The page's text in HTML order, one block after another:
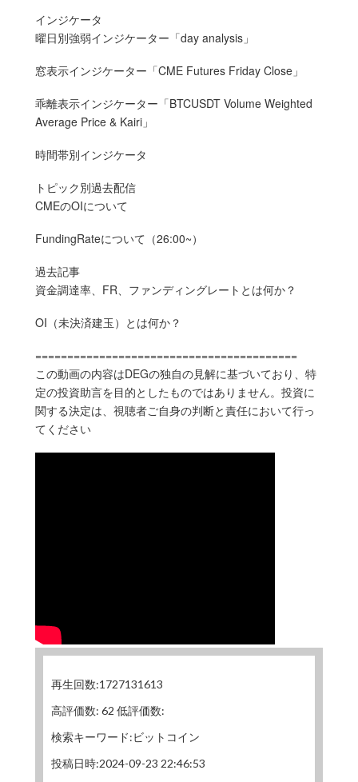
インジケータ
曜日別強弱インジケーター「day analysis」
窓表示インジケーター「CME Futures Friday Close」
乖離表示インジケーター「BTCUSDT Volume Weighted
Average Price & Kairi」
時間帯別インジケータ
トピック別過去配信
CMEのOIについて
FundingRateについて（26:00~）
過去記事
資金調達率、FR、ファンディングレートとは何か？
OI（未決済建玉）とは何か？
=========================================
この動画の内容はDEGの独自の見解に基づいており、特
定の投資助言を目的としたものではありません。投資に
関する決定は、視聴者ご自身の判断と責任において行っ
てください
再生回数:1727131613
高評価数: 62 低評価数:
検索キーワード:ビットコイン
投稿日時:2024-09-23 22:46:53